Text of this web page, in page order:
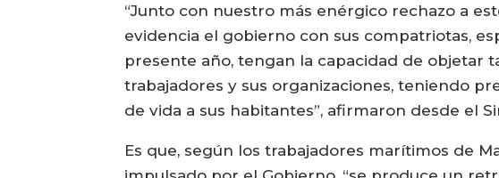
“Junto con nuestro más enérgico rechazo a
evidencia el gobierno con sus compatriotas,
presente año, tengan la capacidad de objetar
trabajadores y sus organizaciones, teniendo
de vida a sus habitantes”, afirmaron desde el
Es que, según los trabajadores marítimos de